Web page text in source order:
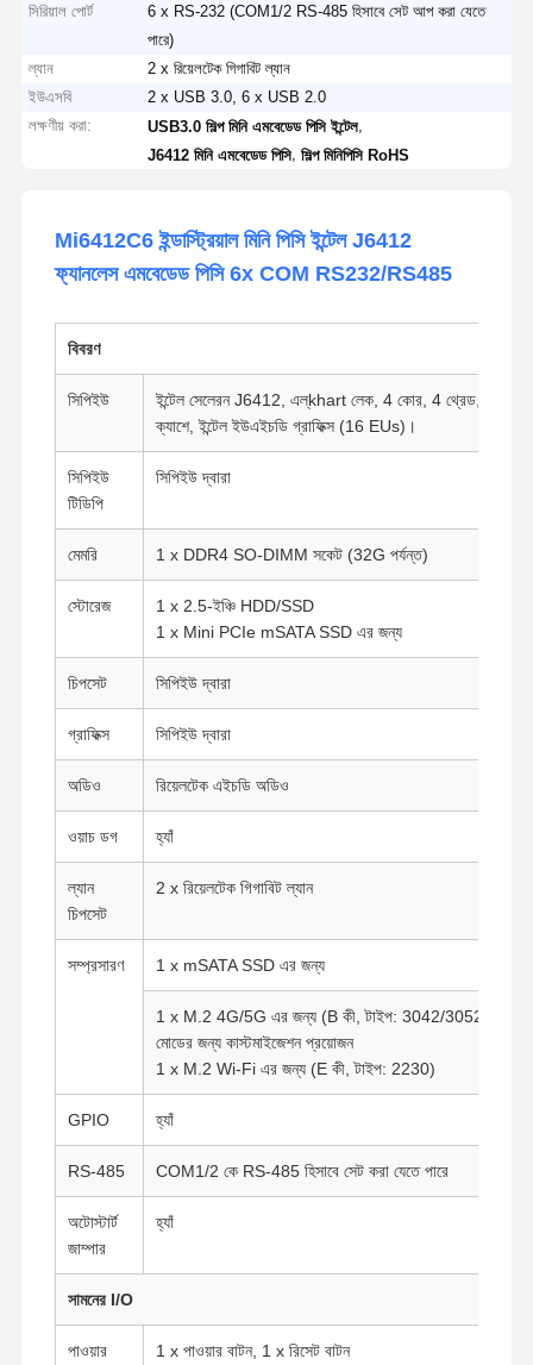
সিরিয়াল পোর্ট
6 x RS-232 (COM1/2 RS-485 হিসাবে সেট আপ করা যেতে
পারে)
ল্যান
2 x রিয়েলটেক গিগাবিট ল্যান
ইউএসবি
2 x USB 3.0, 6 x USB 2.0
লক্ষণীয় করা:
USB3.0 শিল্প মিনি এমবেডেড পিসি ইন্টেল,
J6412 মিনি এমবেডেড পিসি,শিল্প মিনিপিসি RoHS
Mi6412C6 ইন্ডাস্ট্রিয়াল মিনি পিসি ইন্টেল J6412
ফ্যানলেস এমবেডেড পিসি 6x COM RS232/RS485
বিবরণ
সিপিইউ
ইন্টেল সেলেরন J6412, এল্khart লেক, 4 কোর, 4 থ্রেড,
ক্যাশে, ইন্টেল ইউএইচডি গ্রাফিক্স (16 EUs)।
সিপিইউ
টিডিপি
সিপিইউ দ্বারা
মেমরি 1 x DDR4 SO-DIMM সকেট (32G পর্যন্ত)
স্টোরেজ
1 x 2.5-ইঞ্চি HDD/SSD
1 x Mini PCIe mSATA SSD এর জন্য
চিপসেট সিপিইউ দ্বারা
গ্রাফিক্স সিপিইউ দ্বারা
অডিও রিয়েলটেক এইচডি অডিও
ওয়াচ ডগ হ্যাঁ
ল্যান
চিপসেট
2 x রিয়েলটেক গিগাবিট ল্যান
সম্প্রসারণ 1 x mSATA SSD এর জন্য
1 x M.2 4G/5G এর জন্য (B কী, টাইপ: 3042/3052)5G
মোডের জন্য কাস্টমাইজেশন প্রয়োজন
1 x M.2 Wi-Fi এর জন্য (E কী, টাইপ: 2230)
GPIO হ্যাঁ
RS-485 COM1/2 কে RS-485 হিসাবে সেট করা যেতে পারে
অটোস্টার্ট
জাম্পার
হ্যাঁ
সামনের I/O
পাওয়ার
1 x পাওয়ার বাটন, 1 x রিসেট বাটন